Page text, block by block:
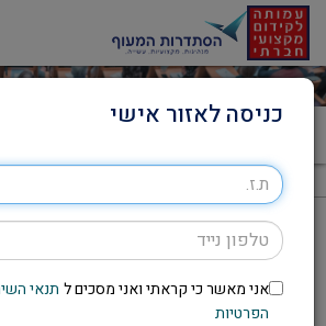
טופס בקשה לסיוע בקורס מינהל
פרטים אישיים
כניסה לאזור אישי
אני מאשר כי קראתי ואני מסכים ל תנאי
הפרטיות